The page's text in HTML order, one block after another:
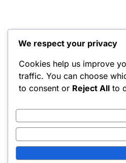
We respect your privacy
Cookies help us improve
traffic. You can choose
to consent or Reject All to